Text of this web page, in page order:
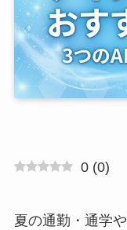
0 (0)
夏の通勤・通学